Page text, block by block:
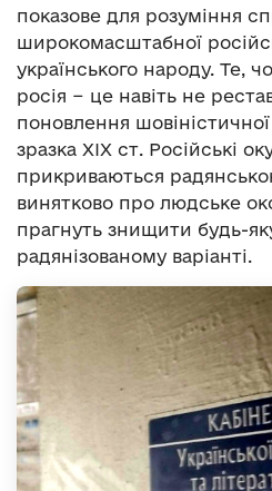
показове для розуміння
широкомасштабної
українського народу. Те,
росія − це навіть не
поновлення шовіністичної
зразка ХІХ ст. Російські
прикриваються
винятково про людське
прагнуть знищити будь-яку
радянізованому варіанті.